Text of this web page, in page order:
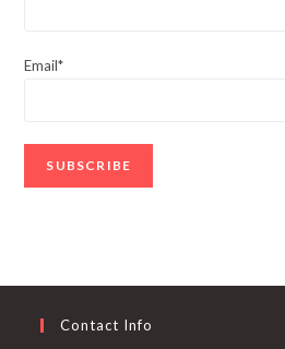
Email*
Contact Info